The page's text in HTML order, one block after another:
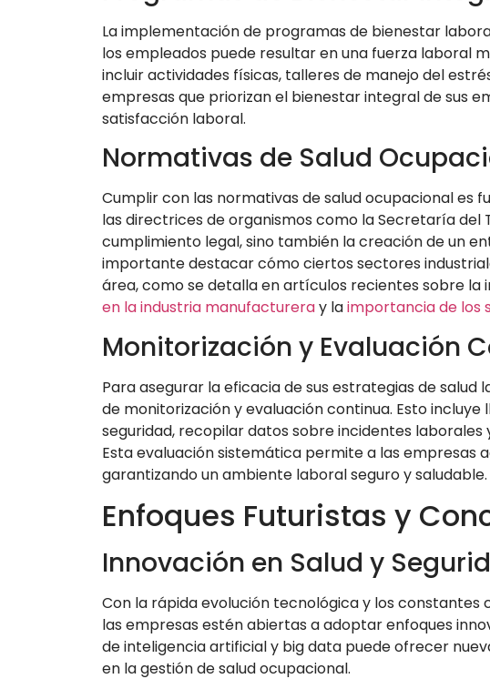
La implementación de programas de bienestar
los empleados puede resultar en una fuerza laboral
incluir actividades físicas, talleres de manejo del
empresas que priorizan el bienestar integral de sus
satisfacción laboral.
Normativas de Salud
Cumplir con las normativas de salud ocupacional es
las directrices de organismos como la Secretaría del
cumplimiento legal, sino también la creación de un
importante destacar cómo ciertos sectores
área, como se detalla en artículos recientes sobre la
en la industria manufactureray laimportancia de los
Monitorización y Evaluación
Para asegurar la eficacia de sus estrategias de
de monitorización y evaluación continua. Esto
seguridad, recopilar datos sobre incidentes
Esta evaluación sistemática permite a las empresas
garantizando un ambiente laboral seguro y saludable.
Enfoques Futuristas y
Innovación en Salud y
Con la rápida evolución tecnológica y los constantes
las empresas estén abiertas a adoptar enfoques
de inteligencia artificial y big data puede ofrecer
en la gestión de salud ocupacional.